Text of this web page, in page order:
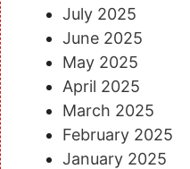
July 2025
June 2025
May 2025
April 2025
March 2025
February 2025
January 2025